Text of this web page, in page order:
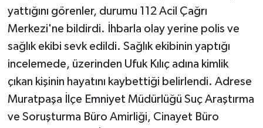
yattığını görenler, durumu 112 Acil Çağrı
Merkezi'ne bildirdi. İhbarla olay yerine polis ve
sağlık ekibi sevk edildi. Sağlık ekibinin yaptığı
incelemede, üzerinden Ufuk Kılıç adına kimlik
çıkan kişinin hayatını kaybettiği belirlendi. Adrese
Muratpaşa İlçe Emniyet Müdürlüğü Suç Araştırma
ve Soruşturma Büro Amirliği, Cinayet Büro